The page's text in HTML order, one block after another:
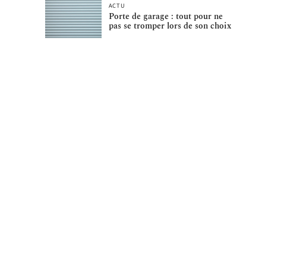
ACTU
Porte de garage : tout pour ne
pas se tromper lors de son choix